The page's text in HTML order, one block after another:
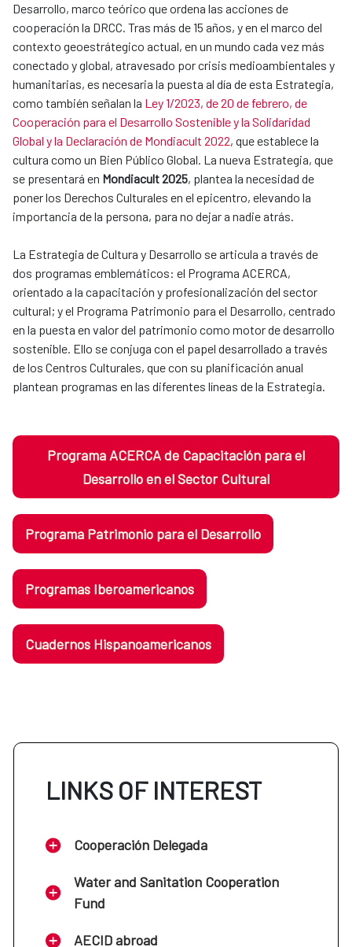
Desarrollo, marco teórico que ordena las acciones de
cooperación la DRCC. Tras más de 15 años, y en el marco del
contexto geoestrátegico actual, en un mundo cada vez más
conectado y global, atravesado por crisis medioambientales y
humanitarias, es necesaria la puesta al día de esta Estrategia,
como también señalan la Ley 1/2023, de 20 de febrero, de
Cooperación para el Desarrollo Sostenible y la Solidaridad
Global y la Declaración de Mondiacult 2022, que establece la
cultura como un Bien Público Global. La nueva Estrategia, que
se presentará en Mondiacult 2025, plantea la necesidad de
poner los Derechos Culturales en el epicentro, elevando la
importancia de la persona, para no dejar a nadie atrás.
La Estrategia de Cultura y Desarrollo se articula a través de
dos programas emblemáticos: el Programa ACERCA,
orientado a la capacitación y profesionalización del sector
cultural; y el Programa Patrimonio para el Desarrollo, centrado
en la puesta en valor del patrimonio como motor de desarrollo
sostenible. Ello se conjuga con el papel desarrollado a través
de los Centros Culturales, que con su planificación anual
plantean programas en las diferentes líneas de la Estrategia.
Programa ACERCA de Capacitación para el
Desarrollo en el Sector Cultural
Programa Patrimonio para el Desarrollo
Programas Iberoamericanos
Cuadernos Hispanoamericanos
LINKS OF INTEREST
Cooperación Delegada
Water and Sanitation Cooperation
Fund
AECID abroad